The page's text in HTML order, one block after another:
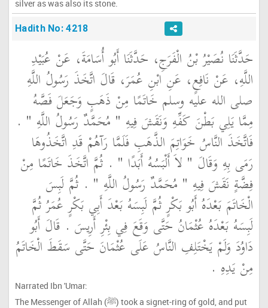
silver as was also its stone.
Hadith No: 4218
حَدَّثَنَا نُصَيْرُ بْنُ الْفَرَجِ، حَدَّثَنَا أَبُو أُسَامَةَ، عَنْ عُبَيْدِ
اللَّهِ، عَنْ نَافِعٍ، عَنِ ابْنِ عُمَرَ، قَالَ اتَّخَذَ رَسُولُ اللَّهِ
صلى الله عليه وسلم خَاتَمًا مِنْ ذَهَبٍ وَجَعَلَ فَصَّهُ
مِمَّا يَلِي بَطْنَ كَفِّهِ وَنَقَشَ فِيهِ ‏"‏ مُحَمَّدٌ رَسُولُ اللَّهِ ‏"‏ ‏.‏
فَاتَّخَذَ النَّاسُ خَوَاتِمَ الذَّهَبِ فَلَمَّا رَآهُمْ قَدِ اتَّخَذُوهَا
رَمَى بِهِ وَقَالَ ‏"‏ لاَ أَلْبَسُهُ أَبَدًا ‏"‏ ‏.‏ ثُمَّ اتَّخَذَ خَاتَمًا مِنْ
فِضَّةٍ نَقَشَ فِيهِ ‏"‏ مُحَمَّدٌ رَسُولُ اللَّهِ ‏"‏ ‏.‏ ثُمَّ لَبِسَ
الْخَاتَمَ بَعْدَهُ أَبُو بَكْرٍ ثُمَّ لَبِسَهُ بَعْدَ أَبِي بَكْرٍ عُمَرُ ثُمَّ
لَبِسَهُ بَعْدَهُ عُثْمَانُ حَتَّى وَقَعَ فِي بِئْرِ أَرِيسَ ‏.‏ قَالَ أَبُو
دَاوُدَ وَلَمْ يَخْتَلِفِ النَّاسُ عَلَى عُثْمَانَ حَتَّى سَقَطَ الْخَاتَمُ
مِنْ يَدِهِ ‏.‏
Narrated Ibn 'Umar:
The Messenger of Allah (ﷺ) took a signet-ring of gold, and put